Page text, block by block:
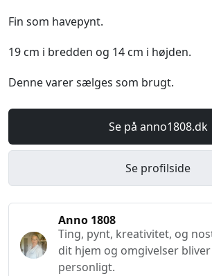
Fin som havepynt.
19 cm i bredden og 14 cm i højden.
Denne varer sælges som brugt.
Se på anno1808.dk
Se profilside
Anno 1808
Ting, pynt, kreativitet, og
dit hjem og omgivelser
personligt.